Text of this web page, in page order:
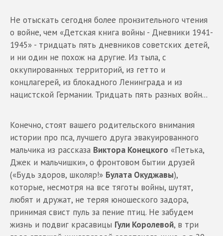
Не отыскать сегодня более пронзительного чтения
о войне, чем «Детская книга войны - Дневники 1941-
1945» - тридцать пять дневников советских детей,
и ни один не похож на другие. Из тыла, с
оккупированных территорий, из гетто и
концлагерей, из блокадного Ленинграда и из
нацистской Германии. Тридцать пять разных войн...
Конечно, стоят вашего родительского внимания
истории про пса, лучшего друга эвакуированного
мальчика из рассказа Виктора Конецкого «Петька,
Джек и мальчишки», о фронтовом бытии друзей
(«Будь здоров, школяр!» Булата Окуджавы),
которые, несмотря на все тяготы войны, шутят,
любят и дружат, не теряя юношеского задора,
принимая свист пуль за пение птиц. Не забудем
жизнь и подвиг красавицы Гули Королевой, в три